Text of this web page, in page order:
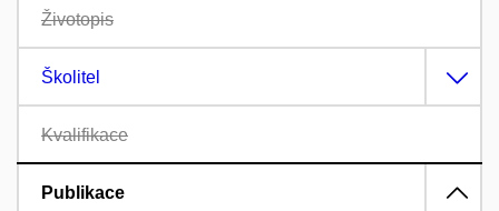
Životopis
Školitel
Kvalifikace
Publikace